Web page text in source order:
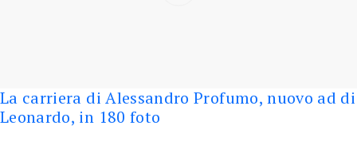
La carriera di Alessandro Profumo, nuovo ad di
Leonardo, in 180 foto